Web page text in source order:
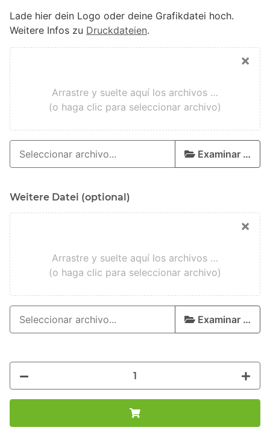
Lade hier dein Logo oder deine Grafikdatei hoch.
Weitere Infos zu Druckdateien.
×
Arrastre y suelte aquí los archivos …
(o haga clic para seleccionar archivo)
Examinar …
Weitere Datei (optional)
×
Arrastre y suelte aquí los archivos …
(o haga clic para seleccionar archivo)
Examinar …